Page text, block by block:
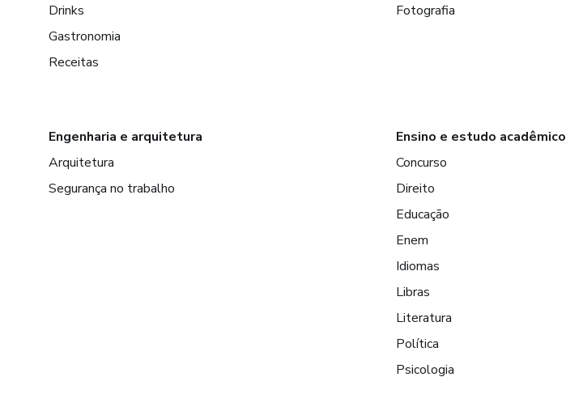
Drinks
Gastronomia
Receitas
Fotografia
Engenharia e arquitetura
Arquitetura
Segurança no trabalho
Ensino e estudo acadêmico
Concurso
Direito
Educação
Enem
Idiomas
Libras
Literatura
Política
Psicologia